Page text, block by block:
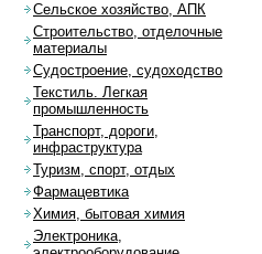
Сельское хозяйство, АПК
Строительство, отделочные
материалы
Судостроение, судоходство
Текстиль. Легкая
промышленность
Транспорт, дороги,
инфраструктура
Туризм, спорт, отдых
Фармацевтика
Химия, бытовая химия
Электроника,